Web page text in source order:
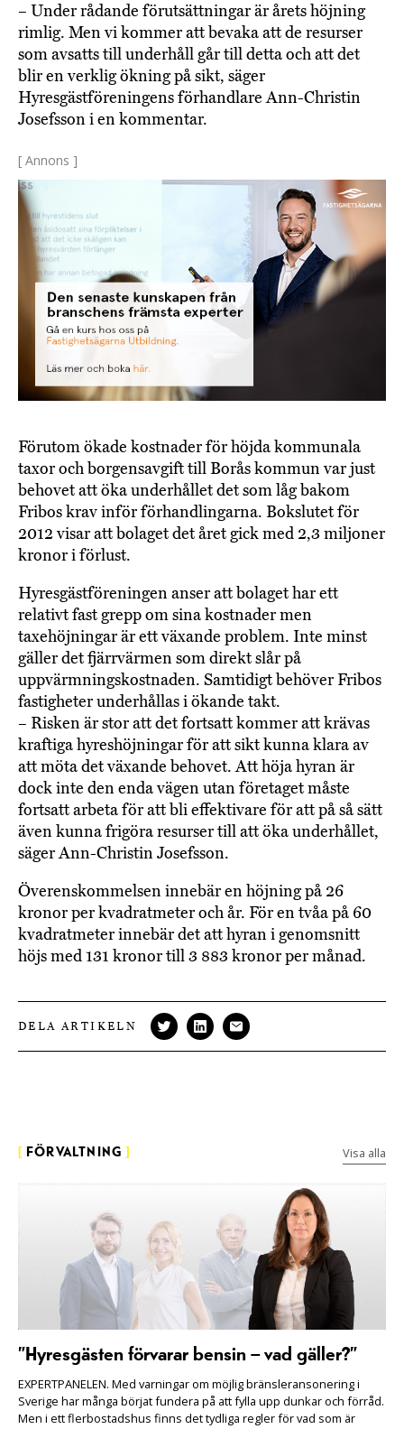
– Under rådande förutsättningar är årets höjning
rimlig. Men vi kommer att bevaka att de resurser
som avsatts till underhåll går till detta och att det
blir en verklig ökning på sikt, säger
Hyresgästföreningens förhandlare Ann-Christin
Josefsson i en kommentar.
[ Annons ]
Förutom ökade kostnader för höjda kommunala
taxor och borgensavgift till Borås kommun var just
behovet att öka underhållet det som låg bakom
Fribos krav inför förhandlingarna. Bokslutet för
2012 visar att bolaget det året gick med 2,3 miljoner
kronor i förlust.
Hyresgästföreningen anser att bolaget har ett
relativt fast grepp om sina kostnader men
taxehöjningar är ett växande problem. Inte minst
gäller det fjärrvärmen som direkt slår på
uppvärmningskostnaden. Samtidigt behöver Fribos
fastigheter underhållas i ökande takt.
– Risken är stor att det fortsatt kommer att krävas
kraftiga hyreshöjningar för att sikt kunna klara av
att möta det växande behovet. Att höja hyran är
dock inte den enda vägen utan företaget måste
fortsatt arbeta för att bli effektivare för att på så sätt
även kunna frigöra resurser till att öka underhållet,
säger Ann-Christin Josefsson.
Överenskommelsen innebär en höjning på 26
kronor per kvadratmeter och år. För en tvåa på 60
kvadratmeter innebär det att hyran i genomsnitt
höjs med 131 kronor till 3 883 kronor per månad.
DELA ARTIKELN
FÖRVALTNING Visa alla
”Hyresgästen förvarar bensin – vad gäller?”
EXPERTPANELEN. Med varningar om möjlig bränsleransonering i
Sverige har många börjat fundera på att fylla upp dunkar och förråd.
Men i ett flerbostadshus finns det tydliga regler för vad som är